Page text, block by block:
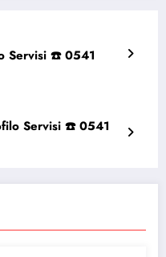
Servisi ☎️ 0541
Servisi ☎️ 0541